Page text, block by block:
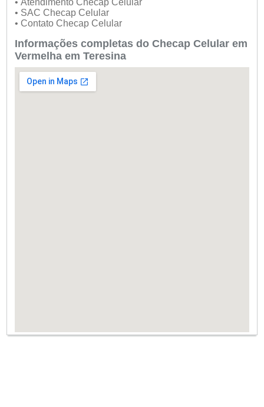
• Atendimento Checap Celular
• SAC Checap Celular
• Contato Checap Celular
Informações completas do Checap Celular em
Vermelha em Teresina